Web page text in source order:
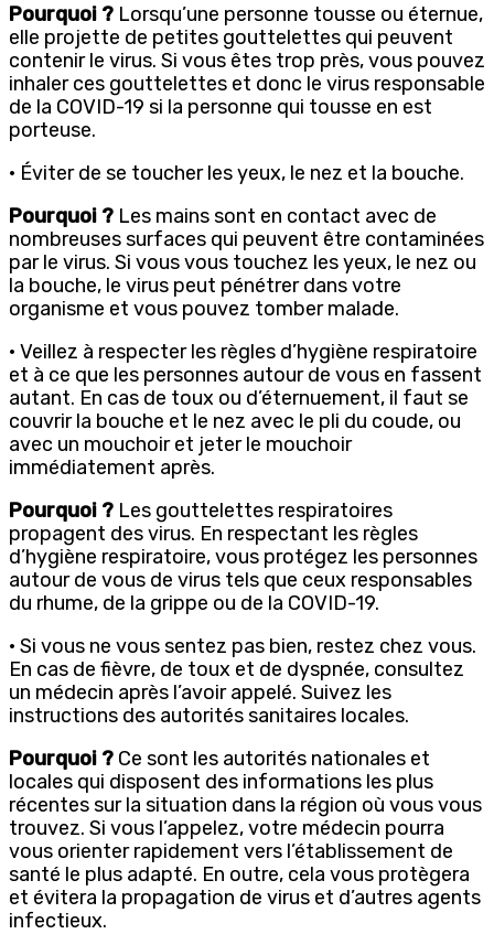
Pourquoi ? Lorsqu’une personne tousse ou éternue,
elle projette de petites gouttelettes qui peuvent
contenir le virus. Si vous êtes trop près, vous pouvez
inhaler ces gouttelettes et donc le virus responsable
de la COVID-19 si la personne qui tousse en est
porteuse.
· Éviter de se toucher les yeux, le nez et la bouche.
Pourquoi ? Les mains sont en contact avec de
nombreuses surfaces qui peuvent être contaminées
par le virus. Si vous vous touchez les yeux, le nez ou
la bouche, le virus peut pénétrer dans votre
organisme et vous pouvez tomber malade.
· Veillez à respecter les règles d’hygiène respiratoire
et à ce que les personnes autour de vous en fassent
autant. En cas de toux ou d’éternuement, il faut se
couvrir la bouche et le nez avec le pli du coude, ou
avec un mouchoir et jeter le mouchoir
immédiatement après.
Pourquoi ? Les gouttelettes respiratoires
propagent des virus. En respectant les règles
d’hygiène respiratoire, vous protégez les personnes
autour de vous de virus tels que ceux responsables
du rhume, de la grippe ou de la COVID-19.
· Si vous ne vous sentez pas bien, restez chez vous.
En cas de fièvre, de toux et de dyspnée, consultez
un médecin après l’avoir appelé. Suivez les
instructions des autorités sanitaires locales.
Pourquoi ? Ce sont les autorités nationales et
locales qui disposent des informations les plus
récentes sur la situation dans la région où vous vous
trouvez. Si vous l’appelez, votre médecin pourra
vous orienter rapidement vers l’établissement de
santé le plus adapté. En outre, cela vous protègera
et évitera la propagation de virus et d’autres agents
infectieux.